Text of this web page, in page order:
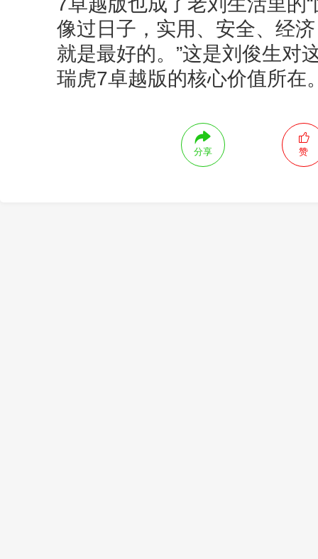
像过日子，实用、安全、经
就是最好的。”这是刘俊生对
瑞虎7卓越版的核心价值所在
分享 赞